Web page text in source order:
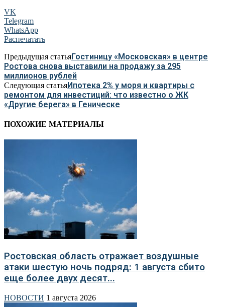
VK
Telegram
WhatsApp
Распечатать
Предыдущая статьяГостиницу «Московская» в центре
Ростова снова выставили на продажу за 295
миллионов рублей
Следующая статьяИпотека 2% у моря и квартиры с
ремонтом для инвестиций: что известно о ЖК
«Другие берега» в Геническе
ПОХОЖИЕ МАТЕРИАЛЫ
Ростовская область отражает воздушные
атаки шестую ночь подряд: 1 августа сбито
еще более двух десят...
НОВОСТИ 1 августа 2026